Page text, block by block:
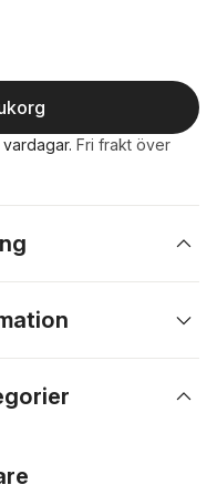
. Fri frakt över